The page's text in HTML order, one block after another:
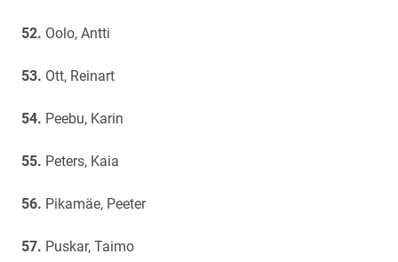
Oolo, Antti
Ott, Reinart
Peebu, Karin
Peters, Kaia
Pikamäe, Peeter
Puskar, Taimo